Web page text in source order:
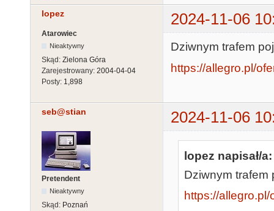
lopez 2024-11-06
Atarowiec
Nieaktywny
Skąd: Zielona Góra
Zarejestrowany: 2004-04-04
Posty: 1,898
Dziwnym trafem
https://allegro.pl/
seb@stian 2024-11-06
Pretendent
Nieaktywny
Skąd: Poznań
lopez napisał/a:
Dziwnym trafem
https://